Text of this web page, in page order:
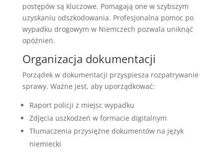
postępów są kluczowe. Pomagają one w szybszym
uzyskaniu odszkodowania. Profesjonalna pomoc po
wypadku drogowym w Niemczech pozwala uniknąć
opóźnień.
Organizacja dokumentacji
Porządek w dokumentacji przyspiesza rozpatrywanie
sprawy. Ważne jest, aby uporządkować:
Raport policji z miejsc wypadku
Zdjęcia uszkodzeń w formacie digitalnym
Tłumaczenia przysiężne dokumentów na język
niemiecki